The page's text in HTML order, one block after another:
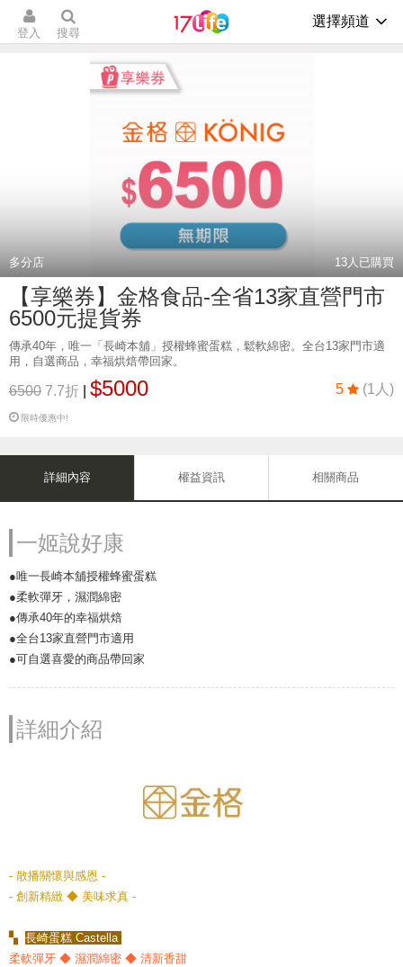
登入 搜尋
選擇頻道
多分店 13人已購買
【享樂券】金格食品-全省13家直營門市
6500元提貨券
傳承40年，唯一「長崎本舖」授權蜂蜜蛋糕，鬆軟綿密。全台13家門市適
用，自選商品，幸福烘焙帶回家。
6500 7.7折 $5000 5 (1人)
限時優惠中!
詳細內容 權益資訊 相關商品
一姬說好康
●唯一長崎本舖授權蜂蜜蛋糕
●柔軟彈牙，濕潤綿密
●傳承40年的幸福烘焙
●全台13家直營門市適用
●可自選喜愛的商品帶回家
詳細介紹
- 散播關懷與感恩 -
- 創新精緻 ◆ 美味求真 -
▚ 長崎蛋糕 Castella
柔軟彈牙 ◆ 濕潤綿密 ◆ 清新香甜